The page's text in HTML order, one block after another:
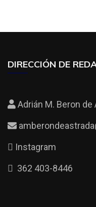
k
p
DIRECCIÓN DE
Adrián M. Beron de
Instagram
362 403-8446